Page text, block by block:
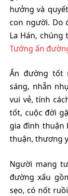
hưởng và
con người. Do
La Hán, chúng
Tướng ấn
Ấn đường tốt
sáng, nhẵn
vui vẻ, tính
tốt, cuộc đời
gia đình thuận
thuận, thương
Người mang
đường xấu
sẹo, có nốt